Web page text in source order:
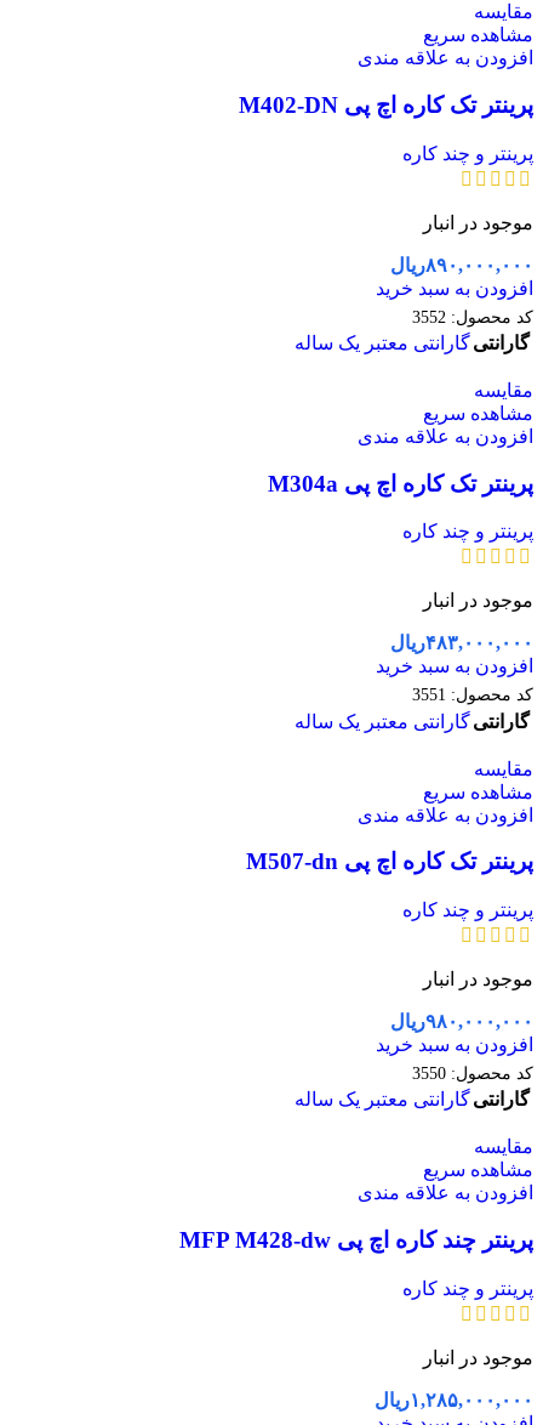
مقایسه
مشاهده سریع
افزودن به علاقه مندی
پرینتر تک کاره اچ پی M402-DN
پرینتر و چند کاره
موجود در انبار
۸۹۰,۰۰۰,۰۰۰ریال
افزودن به سبد خرید
کد محصول: 3552
گارانتیگارانتی معتبر یک ساله
مقایسه
مشاهده سریع
افزودن به علاقه مندی
پرینتر تک کاره اچ پی M304a
پرینتر و چند کاره
موجود در انبار
۴۸۳,۰۰۰,۰۰۰ریال
افزودن به سبد خرید
کد محصول: 3551
گارانتیگارانتی معتبر یک ساله
مقایسه
مشاهده سریع
افزودن به علاقه مندی
پرینتر تک کاره اچ پی M507-dn
پرینتر و چند کاره
موجود در انبار
۹۸۰,۰۰۰,۰۰۰ریال
افزودن به سبد خرید
کد محصول: 3550
گارانتیگارانتی معتبر یک ساله
مقایسه
مشاهده سریع
افزودن به علاقه مندی
پرینتر چند کاره اچ پی MFP M428-dw
پرینتر و چند کاره
موجود در انبار
۱,۲۸۵,۰۰۰,۰۰۰ریال